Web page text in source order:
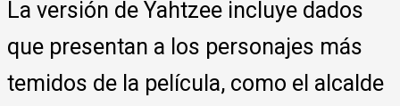
La versión de Yahtzee incluye dados
que presentan a los personajes más
temidos de la película, como el alcalde